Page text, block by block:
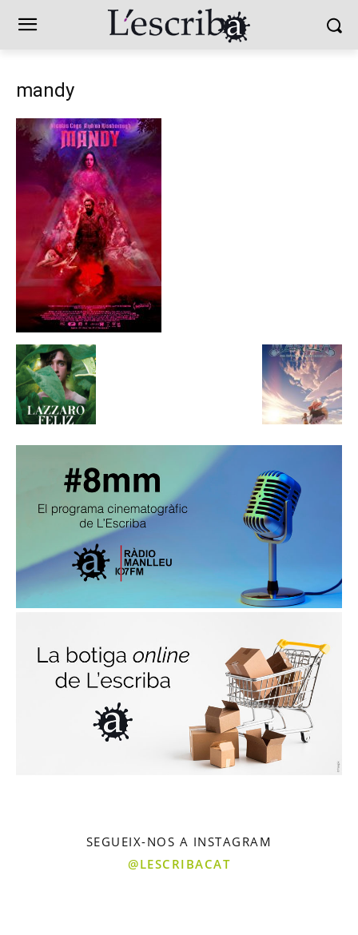
mandy
SEGUEIX-NOS A INSTAGRAM
@LESCRIBACAT